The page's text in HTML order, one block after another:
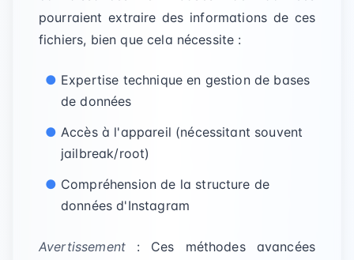
pourraient extraire des informations de ces
fichiers, bien que cela nécessite :
Expertise technique en gestion de bases
de données
Accès à l'appareil (nécessitant souvent
jailbreak/root)
Compréhension de la structure de
données d'Instagram
Avertissement : Ces méthodes avancées